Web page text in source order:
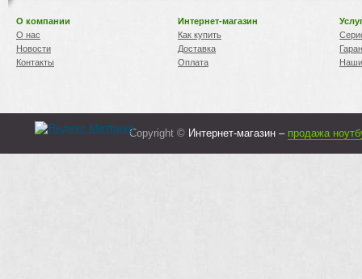
О компании
О нас
Новости
Контакты
Интернет-магазин
Как купить
Доставка
Оплата
Copyright © Интернет-магазин – продажа